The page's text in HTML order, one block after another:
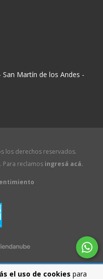
el uso de cookies para
Martín de los Andes -
los derechos reservados.
Para reclamos ingresá acá.